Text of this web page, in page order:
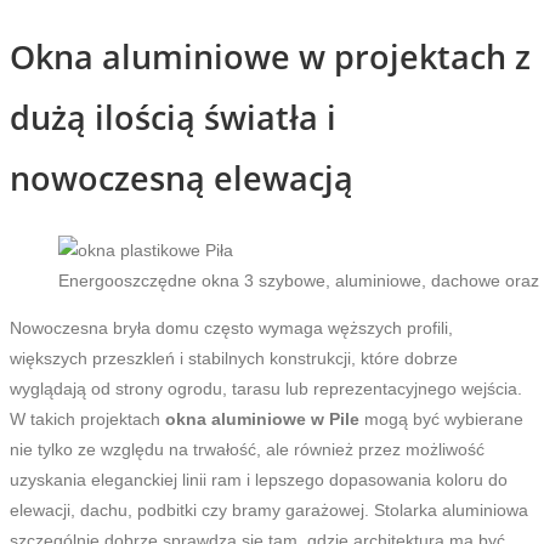
Okna aluminiowe w projektach z
dużą ilością światła i
nowoczesną elewacją
Energooszczędne okna 3 szybowe, aluminiowe, dachowe
Nowoczesna bryła domu często wymaga węższych profili,
większych przeszkleń i stabilnych konstrukcji, które dobrze
wyglądają od strony ogrodu, tarasu lub reprezentacyjnego wejścia.
W takich projektach okna aluminiowe w Pile mogą być wybierane
nie tylko ze względu na trwałość, ale również przez możliwość
uzyskania eleganckiej linii ram i lepszego dopasowania koloru do
elewacji, dachu, podbitki czy bramy garażowej. Stolarka aluminiowa